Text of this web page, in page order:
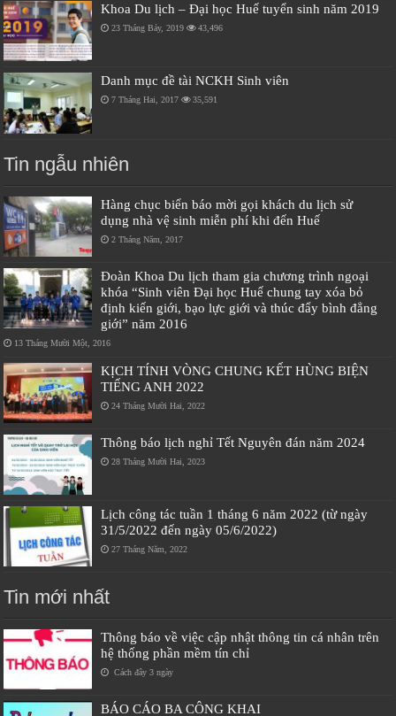
Khoa Du lịch – Đại học Huế tuyển sinh năm 2019
23 Tháng Bảy, 2019 43,496
Danh mục đề tài NCKH Sinh viên
7 Tháng Hai, 2017 35,591
Tin ngẫu nhiên
Hàng chục biển báo mời gọi khách du lịch sử
dụng nhà vệ sinh miễn phí khi đến Huế
2 Tháng Năm, 2017
Đoàn Khoa Du lịch tham gia chương trình ngoại
khóa “Sinh viên Đại học Huế chung tay xóa bỏ
định kiến giới, bạo lực giới và thúc đẩy bình đẳng
giới” năm 2016
13 Tháng Mười Một, 2016
KỊCH TÍNH VÒNG CHUNG KẾT HÙNG BIỆN
TIẾNG ANH 2022
24 Tháng Mười Hai, 2022
Thông báo lịch nghỉ Tết Nguyên đán năm 2024
28 Tháng Mười Hai, 2023
Lịch công tác tuần 1 tháng 6 năm 2022 (từ ngày
31/5/2022 đến ngày 05/6/2022)
27 Tháng Năm, 2022
Tin mới nhất
Thông báo về việc cập nhật thông tin cá nhân trên
hệ thống phần mềm tín chỉ
Cách đây 3 ngày
BÁO CÁO BA CÔNG KHAI